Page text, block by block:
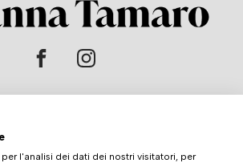
l'analisi dei dati dei nostri visitatori, per